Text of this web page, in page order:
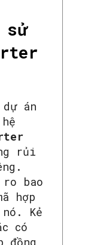
án
rủi
bao
hợp
Kẻ
có
đồng